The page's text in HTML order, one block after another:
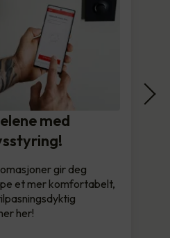
med
gir deg
et mer komfortabelt,
her!